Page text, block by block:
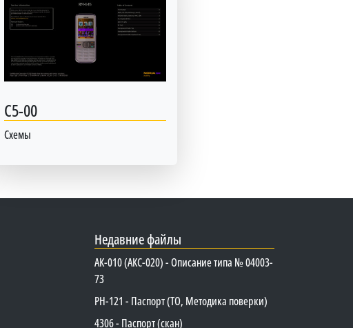
C5-00
Схемы
Недавние файлы
АК-010 (АКС-020) - Описание типа № 04003-
73
PH-121 - Паспорт (ТО, Методика поверки)
4306 - Паспорт (скан)